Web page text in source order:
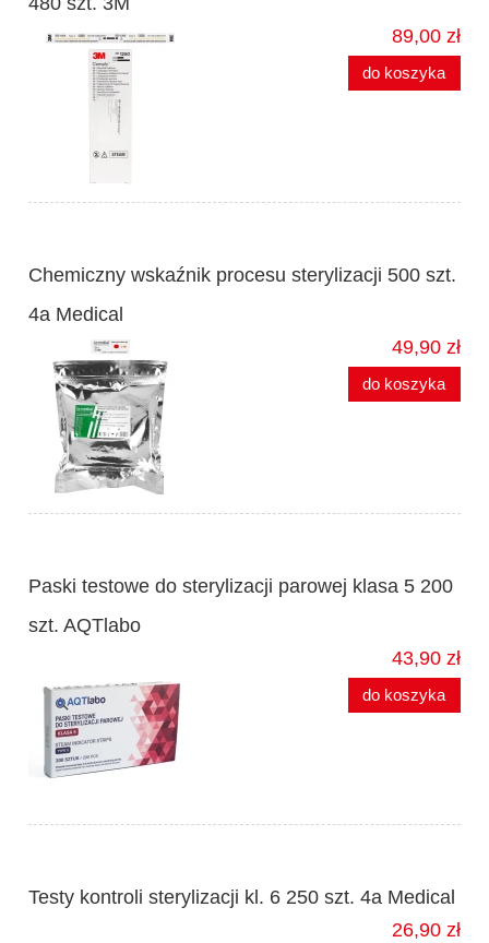
89,00 zł
do koszyka
Chemiczny wskaźnik procesu sterylizacji 500 szt.
4a Medical
49,90 zł
do koszyka
Paski testowe do sterylizacji parowej klasa 5 200
szt. AQTlabo
43,90 zł
do koszyka
Testy kontroli sterylizacji kl. 6 250 szt. 4a Medical
26,90 zł